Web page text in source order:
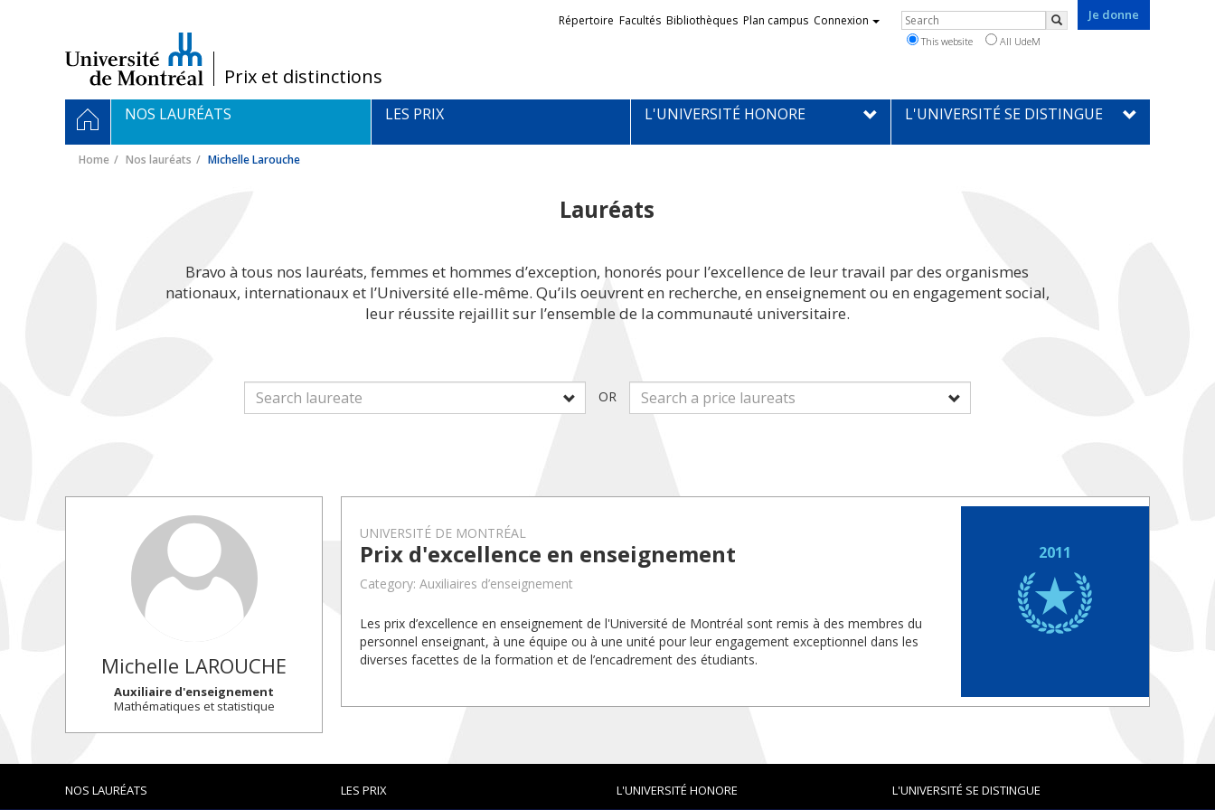
/Prix et distinctions
Je donne
Liens
externes
Répertoire Facultés Bibliothèques Plan campus Connexion Rechercher
Search
This website All UdeM
Navigation
principale
HOMENOS LAURÉATS LES PRIX L'UNIVERSITÉ HONORE L'UNIVERSITÉ SE DISTINGUE
Home Nos lauréats Michelle Larouche
Lauréats
Bravo à tous nos lauréats, femmes et hommes d’exception, honorés pour l’excellence de leur travail par des organismes
nationaux, internationaux et l’Université elle-même. Qu’ils oeuvrent en recherche, en enseignement ou en engagement social,
leur réussite rejaillit sur l’ensemble de la communauté universitaire.
OR
Michelle LAROUCHE
Auxiliaire d'enseignement
Mathématiques et statistique
UNIVERSITÉ DE MONTRÉAL
Prix d'excellence en enseignement
Category: Auxiliaires d’enseignement
Les prix d’excellence en enseignement de l'Université de Montréal sont remis à des membres du
personnel enseignant, à une équipe ou à une unité pour leur engagement exceptionnel dans les
diverses facettes de la formation et de l’encadrement des étudiants.
2011
NOS LAURÉATS LES PRIX L'UNIVERSITÉ HONORE L'UNIVERSITÉ SE DISTINGUE